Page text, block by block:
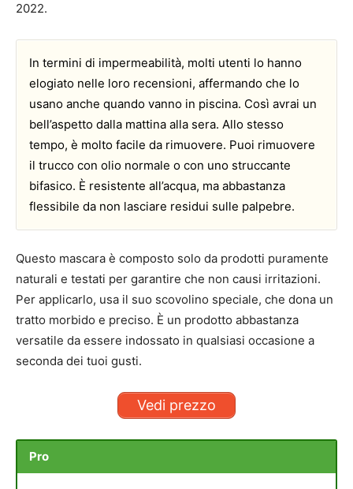
2022.
In termini di impermeabilità, molti utenti lo hanno
elogiato nelle loro recensioni, affermando che lo
usano anche quando vanno in piscina. Così avrai un
bell’aspetto dalla mattina alla sera. Allo stesso
tempo, è molto facile da rimuovere. Puoi rimuovere
il trucco con olio normale o con uno struccante
bifasico. È resistente all’acqua, ma abbastanza
flessibile da non lasciare residui sulle palpebre.
Questo mascara è composto solo da prodotti puramente
naturali e testati per garantire che non causi irritazioni.
Per applicarlo, usa il suo scovolino speciale, che dona un
tratto morbido e preciso. È un prodotto abbastanza
versatile da essere indossato in qualsiasi occasione a
seconda dei tuoi gusti.
Vedi prezzo
Pro